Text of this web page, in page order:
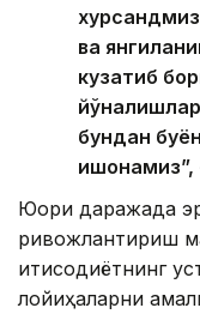
ва
кузатиб
бундан
ишонамиз”,
Юқори даражада
ривожлантириш
иқтисодиётнинг
лойиҳаларни